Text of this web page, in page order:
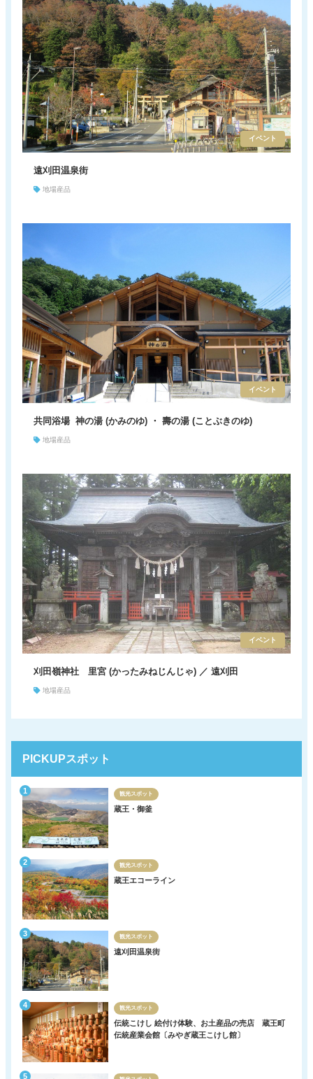
イベント
遠刈田温泉街
地場産品
イベント
共同浴場 神の湯 (かみのゆ) ・ 壽の湯 (ことぶきのゆ)
地場産品
イベント
刈田嶺神社 里宮 (かったみねじんじゃ) ／ 遠刈田
地場産品
PICKUPスポット
観光スポット
蔵王・御釜
観光スポット
蔵王エコーライン
観光スポット
遠刈田温泉街
観光スポット
伝統こけし 絵付け体験、お土産品の売店 蔵王町
伝統産業会館〔みやぎ蔵王こけし館〕